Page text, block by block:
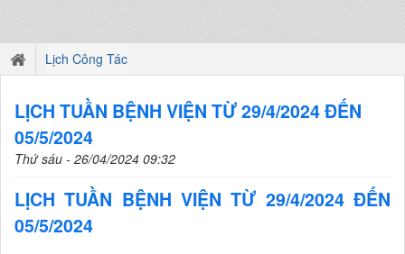
Lịch Công Tác
LỊCH TUẦN BỆNH VIỆN TỪ 29/4/2024 ĐẾN
05/5/2024
Thứ sáu - 26/04/2024 09:32
LỊCH TUẦN BỆNH VIỆN TỪ 29/4/2024 ĐẾN
05/5/2024